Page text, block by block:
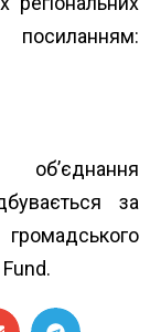
об’єднання
за
.